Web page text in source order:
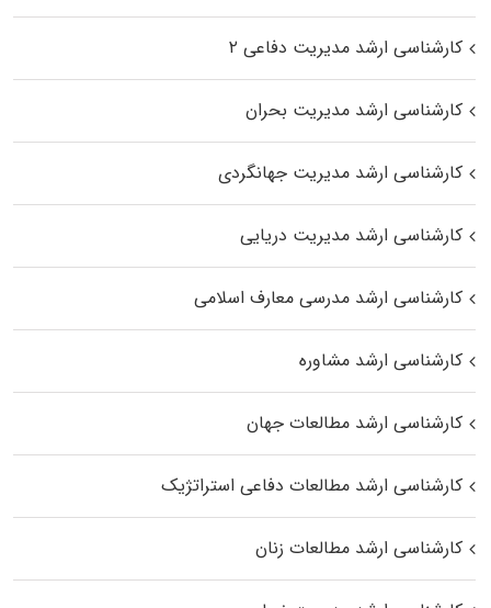
کارشناسی ارشد مدیریت دفاعی ۲
کارشناسی ارشد مدیریت بحران
کارشناسی ارشد مدیریت جهانگردی
کارشناسی ارشد مدیریت دریایی
کارشناسی ارشد مدرسی معارف اسلامی
کارشناسی ارشد مشاوره
کارشناسی ارشد مطالعات جهان
کارشناسی ارشد مطالعات دفاعی استراتژیک
کارشناسی ارشد مطالعات زنان